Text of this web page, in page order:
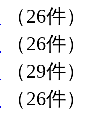
（26件）
（26件）
（29件）
（26件）